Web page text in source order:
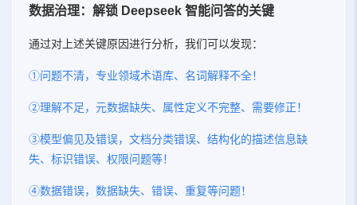
数据治理：解锁 Deepseek 智能问答的关键
通过对上述关键原因进行分析，我们可以发现：
①问题不清，专业领域术语库、名词解释不全！
②理解不足，元数据缺失、属性定义不完整、需要修正！
③模型偏见及错误，文档分类错误、结构化的描述信息缺
失、标识错误、权限问题等！
④数据错误，数据缺失、错误、重复等问题！